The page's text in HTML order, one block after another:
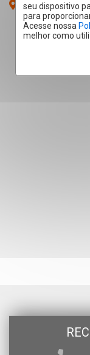
seu dispositivo
para
Acesse nossa
melhor como
Ondinhas -